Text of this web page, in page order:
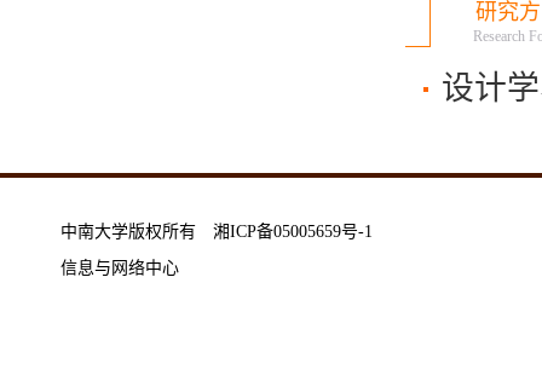
研究
Research
设计
中南大学版权所有 湘ICP备05005659号-1
信息与网络中心